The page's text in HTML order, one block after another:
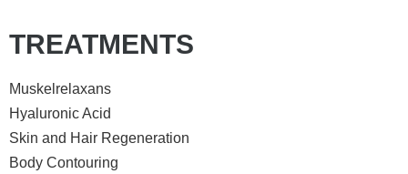
TREATMENTS
Muskelrelaxans
Hyaluronic Acid
Skin and Hair Regeneration
Body Contouring